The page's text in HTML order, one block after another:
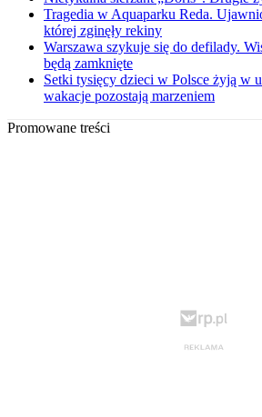
Tragedia w Aquaparku Reda.
której zginęły rekiny
Warszawa szykuje się do defilady.
będą zamknięte
Setki tysięcy dzieci w Polsce żyją w
wakacje pozostają marzeniem
Promowane treści